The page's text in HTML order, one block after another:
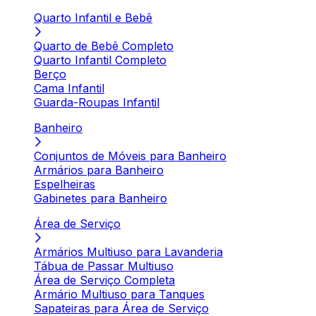
Quarto Infantil e Bebê
Quarto de Bebê Completo
Quarto Infantil Completo
Berço
Cama Infantil
Guarda-Roupas Infantil
Banheiro
Conjuntos de Móveis para Banheiro
Armários para Banheiro
Espelheiras
Gabinetes para Banheiro
Área de Serviço
Armários Multiuso para Lavanderia
Tábua de Passar Multiuso
Área de Serviço Completa
Armário Multiuso para Tanques
Sapateiras para Área de Serviço